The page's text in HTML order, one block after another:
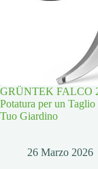
GRÜNTEK FALCO
Potatura per un
Tuo Giardino
26 Marzo 2026